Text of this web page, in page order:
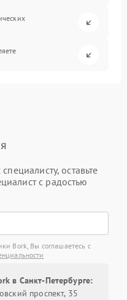
оставьте
с радостью
Bork, Вы соглашаетесь с
в Санкт-Петербурге:
проспект, 35